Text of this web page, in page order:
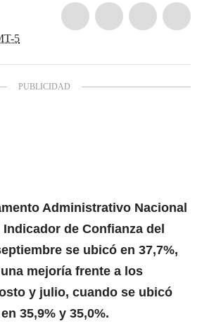
5
Administrativo Nacional
Indicador de Confianza del
se ubicó en 37,7%,
mejoría frente a los
y julio, cuando se ubicó
35,9% y 35,0%.